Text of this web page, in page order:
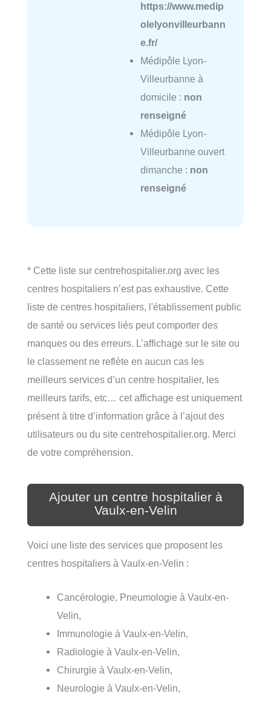
https://www.medip
olelyonvilleurbann
e.fr/
Médipôle Lyon-
Villeurbanne à
domicile : non
renseigné
Médipôle Lyon-
Villeurbanne ouvert
dimanche : non
renseigné
* Cette liste sur centrehospitalier.org avec les
centres hospitaliers n’est pas exhaustive. Cette
liste de centres hospitaliers, l'établissement public
de santé ou services liés peut comporter des
manques ou des erreurs. L’affichage sur le site ou
le classement ne reflète en aucun cas les
meilleurs services d’un centre hospitalier, les
meilleurs tarifs, etc… cet affichage est uniquement
présent à titre d’information grâce à l’ajout des
utilisateurs ou du site centrehospitalier.org. Merci
de votre compréhension.
Ajouter un centre hospitalier à
Vaulx-en-Velin
Voici une liste des services que proposent les
centres hospitaliers à Vaulx-en-Velin :
Cancérologie, Pneumologie à Vaulx-en-
Velin,
Immunologie à Vaulx-en-Velin,
Radiologie à Vaulx-en-Velin,
Chirurgie à Vaulx-en-Velin,
Neurologie à Vaulx-en-Velin,